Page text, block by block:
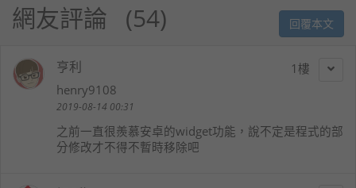
網友評論 54 回覆本文
1
亨利
henry9108
2019-08-14 00:31
之前一直很羨慕安卓的widget功能，說不定是程式的部
分修改才不得不暫時移除吧